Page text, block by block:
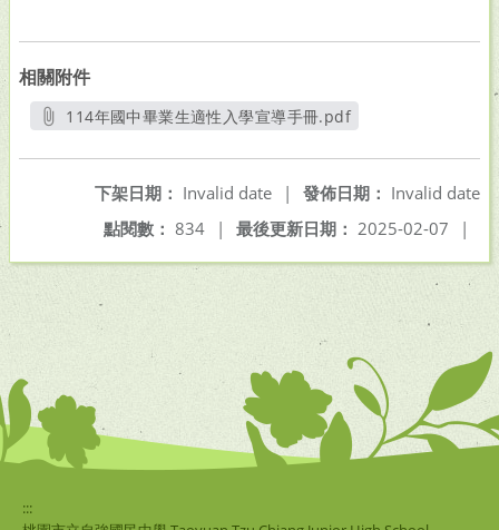
相關附件
114年國中畢業生適性入學宣導手冊.pdf
發佈日期： Invalid date
下架日期： Invalid date
|
最後更新日期： 2025-02-07 |
點閱數： 834 |
:::